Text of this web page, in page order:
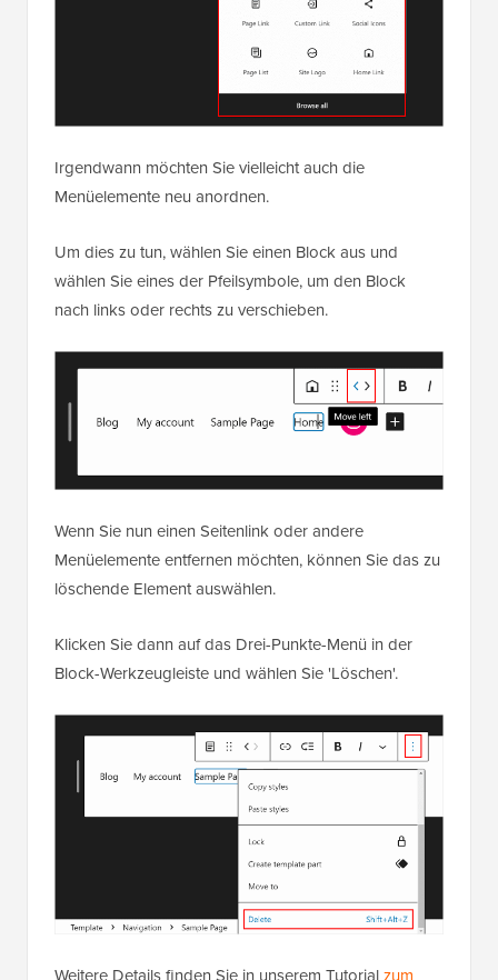
Irgendwann möchten Sie vielleicht auch die
Menüelemente neu anordnen.
Um dies zu tun, wählen Sie einen Block aus und
wählen Sie eines der Pfeilsymbole, um den Block
nach links oder rechts zu verschieben.
Wenn Sie nun einen Seitenlink oder andere
Menüelemente entfernen möchten, können Sie das zu
löschende Element auswählen.
Klicken Sie dann auf das Drei-Punkte-Menü in der
Block-Werkzeugleiste und wählen Sie 'Löschen'.